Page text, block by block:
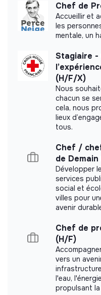
Website
Between 15 and 50
Impact study
PPLAAF did not yet
measurement.
Labels and
This structure did
labels or
Chef de
Accueillir et
les
mentale, un
Stagiaire -
(H/F/X)
Nous
chacun se
cela, nous
lieux
tous.
Chef /
de
Développer
services
social et
villes pour
avenir
Chef de
(H/F)
vers un
l'eau,
propulsant